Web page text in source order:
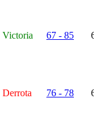
Victoria 67 - 85
Derrota 76 - 78